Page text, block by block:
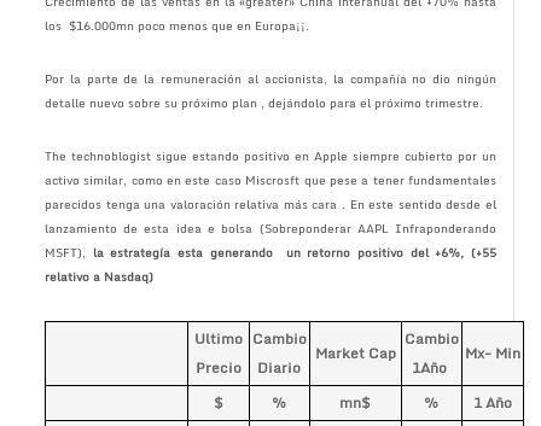
los $16.000mn poco menos que en Europa¡¡.
Por la parte de la remuneración al accionista, la compañía no dio ningún
detalle nuevo sobre su próximo plan , dejándolo para el próximo trimestre.
The technoblogist sigue estando positivo en Apple siempre cubierto por un
activo similar, como en este caso Miscrosft que pese a tener fundamentales
parecidos tenga una valoración relativa más cara . En este sentido desde el
lanzamiento de esta idea e bolsa (Sobreponderar AAPL Infraponderando
MSFT), la estrategía esta generando un retorno positivo del +6%, (+55
relativo a Nasdaq)
Ultimo
Precio
Cambio
Diario
Market Cap
Cambio
1Año
Mx- Min
$ % mn$ % 1 Año